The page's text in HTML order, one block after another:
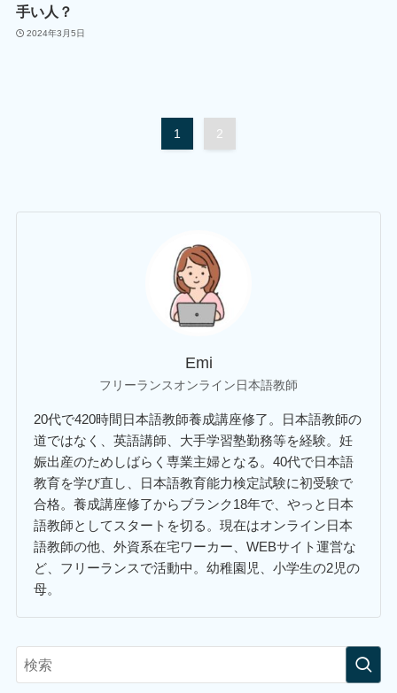
手い人？
2024年3月5日
1 2
Emi
フリーランスオンライン日本語教師
20代で420時間日本語教師養成講座修了。日本語教師の
道ではなく、英語講師、大手学習塾勤務等を経験。妊
娠出産のためしばらく専業主婦となる。40代で日本語
教育を学び直し、日本語教育能力検定試験に初受験で
合格。養成講座修了からブランク18年で、やっと日本
語教師としてスタートを切る。現在はオンライン日本
語教師の他、外資系在宅ワーカー、WEBサイト運営な
ど、フリーランスで活動中。幼稚園児、小学生の2児の
母。